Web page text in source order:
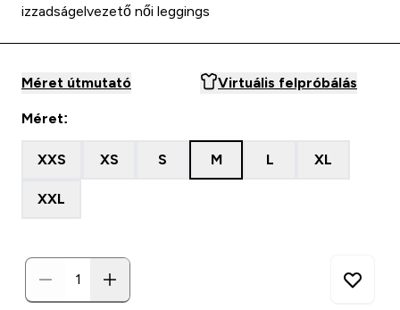
izzadságelvezető női leggings
Méret útmutató Virtuális felpróbálás
Méret:
XXS XS S M L XL
XXL